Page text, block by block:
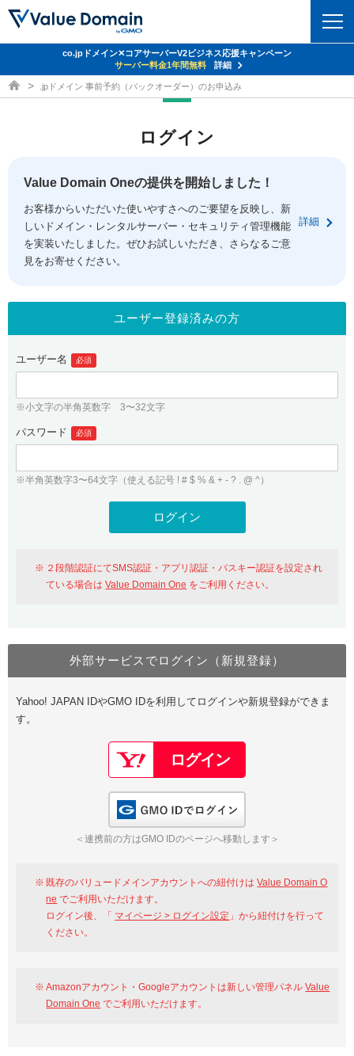
ドメイントップ
ドメイン移管
ドメイン価格一覧
ドメイン一括検索
.jpドメインオークション
gTLDオークション NEW!
.jpドメインバックオーダー
プレミアムドメイン
人気ドメインの種類
WHOIS検索
コアサーバー
バリューサーバー
XREA
セキュリティトップ
Value Domain ネットde診断
SSL証明書
サービストップ
お得意様割引
紹介制度
バリュードメインAPI
ドメイン・ホスティングOEM
facebook
ログイン
従来のバリュードメインをご利用希望の方
Value Domainにログイン
おすすめ One レンタルサーバーを含む最新の機能を使う方
Value Domain Oneにログイン
Google
GMO ID Amazon
※AmazonはValue Domain Oneのログイン画面へ遷移します
ユーザー登録
Value Domain Oneアカウント作成
以下でも登録可能
Google Yahoo!
GMO ID
co.jpドメイン✕コアサーバーV2ビジネス応援キャンペーン
サーバー料金1年間無料
詳細
ドメイン取得ならバリュードメイン
.jpドメイン 事前予約（バックオーダー）のお申込み
ログイン
Value Domain Oneの提供を開始しました！
お客様からいただいた使いやすさへのご要望を反映し、新
しいドメイン・レンタルサーバー・セキュリティ管理機能
を実装いたしました。ぜひお試しいただき、さらなるご意
見をお寄せください。
詳細
ユーザー登録済みの方
ユーザー名 必須
※小文字の半角英数字 3〜32文字
パスワード 必須
※半角英数字3〜64文字（使える記号 ! # $ % & + - ? . @ ^）
２段階認証にてSMS認証・アプリ認証・パスキー認証を設定され
ている場合はValue Domain One をご利用ください。
外部サービスでログイン（新規登録）
Yahoo! JAPAN IDやGMO IDを利用してログインや新規登録ができま
す。
＜連携前の方はGMO IDのページへ移動します＞
既存のバリュードメインアカウントへの紐付けはValue Domain O
ne でご利用いただけます。
ログイン後、「 マイページ > ログイン設定 」から紐付けを行って
ください。
Amazonアカウント・Googleアカウントは新しい管理パネルValue
Domain One でご利用いただけます。